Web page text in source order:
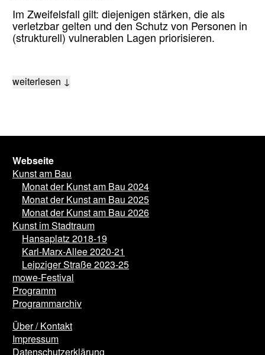
Im Zweifelsfall gilt: diejenigen stärken, die als
verletzbar gelten und den Schutz von Personen in
(strukturell) vulnerablen Lagen priorisieren.
weiterlesen ↓
Webseite
Kunst am Bau
Monat der Kunst am Bau 2024
Monat der Kunst am Bau 2025
Monat der Kunst am Bau 2026
Kunst im Stadtraum
Hansaplatz 2018-19
Karl-Marx-Allee 2020-21
Leipziger Straße 2023-25
mowe-Festival
Programm
Programmarchiv
Über / Kontakt
Impressum
Datenschutzerklärung